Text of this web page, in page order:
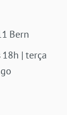
Bern
| terça